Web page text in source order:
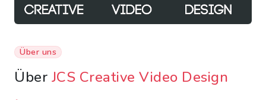
Über uns
Über JCS Creative Video Design